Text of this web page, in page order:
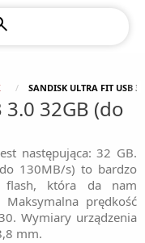
SANDISK ULTRA FIT USB
3.0 32GB (do
następująca: 32 GB.
130MB/s) to bardzo
flash, która da nam
prędkość
Wymiary urządzenia
mm.